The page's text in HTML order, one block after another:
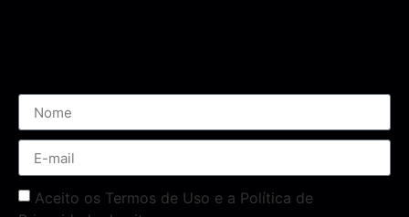
Aceito os Termos de Uso e a Política de